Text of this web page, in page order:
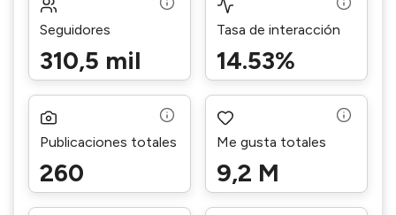
Seguidores
310,5 mil
Tasa de interacción
14.53%
Publicaciones totales
260
Me gusta totales
9,2 M